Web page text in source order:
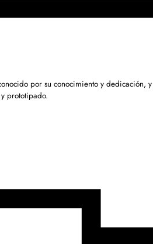
por su conocimiento y dedicación,
prototipado.